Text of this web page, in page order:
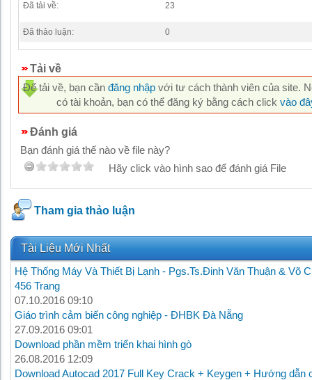
Đã tải về: 23
Đã thảo luận: 0
Tải về
Để tải về, bạn cần đăng nhập với tư cách thành viên của site.
có tài khoản, bạn có thể đăng ký bằng cách click vào
Đánh giá
Bạn đánh giá thế nào về file này?
Hãy click vào hình sao để đánh giá File
Tham gia thảo luận
Tài Liệu Mới Nhất
Hệ Thống Máy Và Thiết Bị Lạnh - Pgs.Ts.Đinh Văn Thuận & Võ
456 Trang
07.10.2016 09:10
Giáo trình cảm biến công nghiệp - ĐHBK Đà Nẵng
27.09.2016 09:01
Download phần mềm triển khai hình gò
26.08.2016 12:09
Download Autocad 2017 Full Key Crack + Keygen + Hướng dẫn